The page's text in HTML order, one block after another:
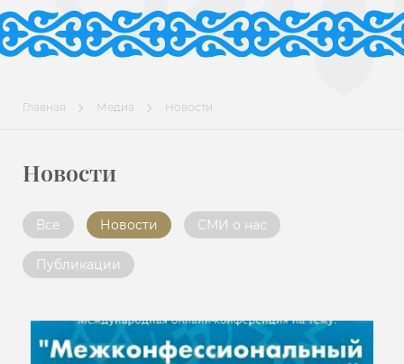
Главная Медиа Новости
Новости
Все Новости СМИ о нас
Публикации